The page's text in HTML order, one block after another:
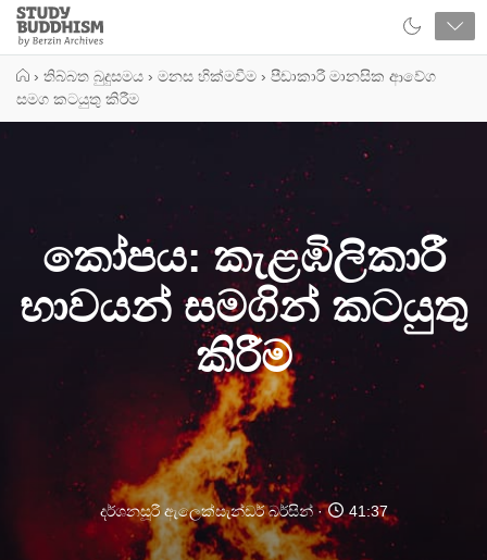
Close
Study
Buddhism
› තිබ්බත බුදුසමය › මනස හික්මවීම › පීඩාකාරී මානසික ආවේග
සමග කටයුතු කිරීම
කෝපය: කැළඹිලිකාරී
භාවයන් සමගින් කටයුතු
කිරීම
දර්ශනසූරී ඇලෙක්සැන්ඩර් බර්සින් 41:37